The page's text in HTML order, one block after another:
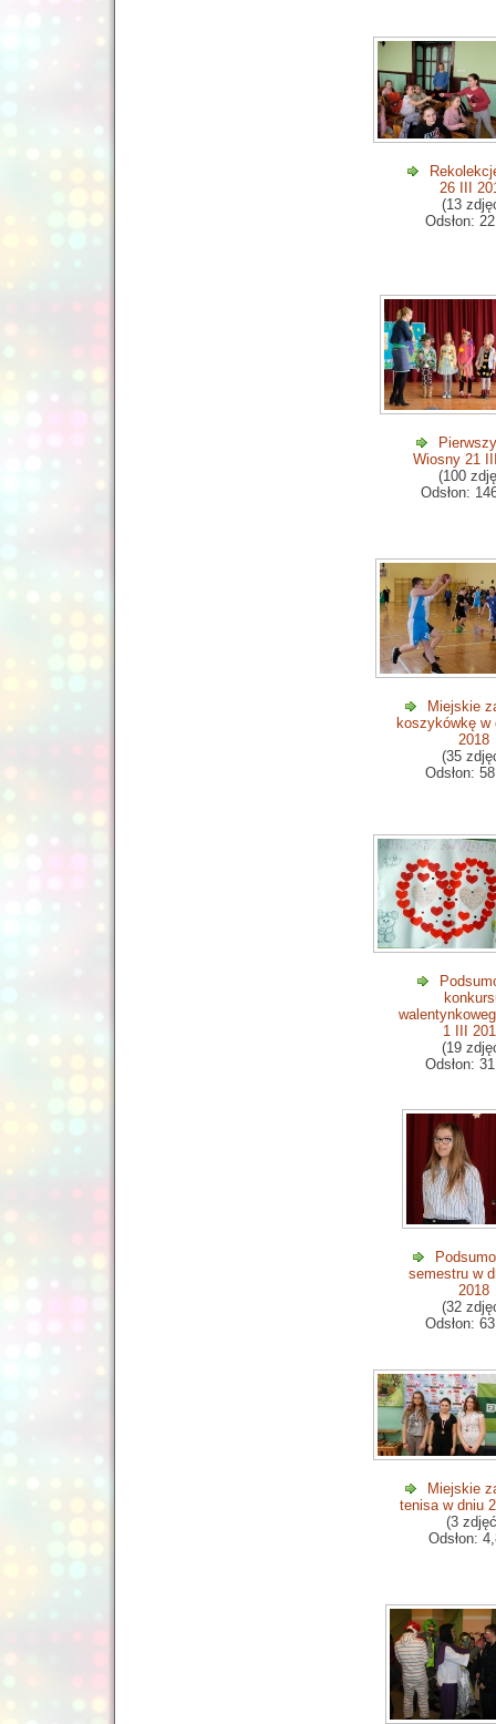
26 III
(13
Odsłon:
Wiosny 21
(100
Odsłon:
Miejskie
koszykówkę w
2018
(35
Odsłon:
1 III
(19
Odsłon:
semestru w
2018
(32
Odsłon:
Miejskie
tenisa w dniu
(3
Odsłon: